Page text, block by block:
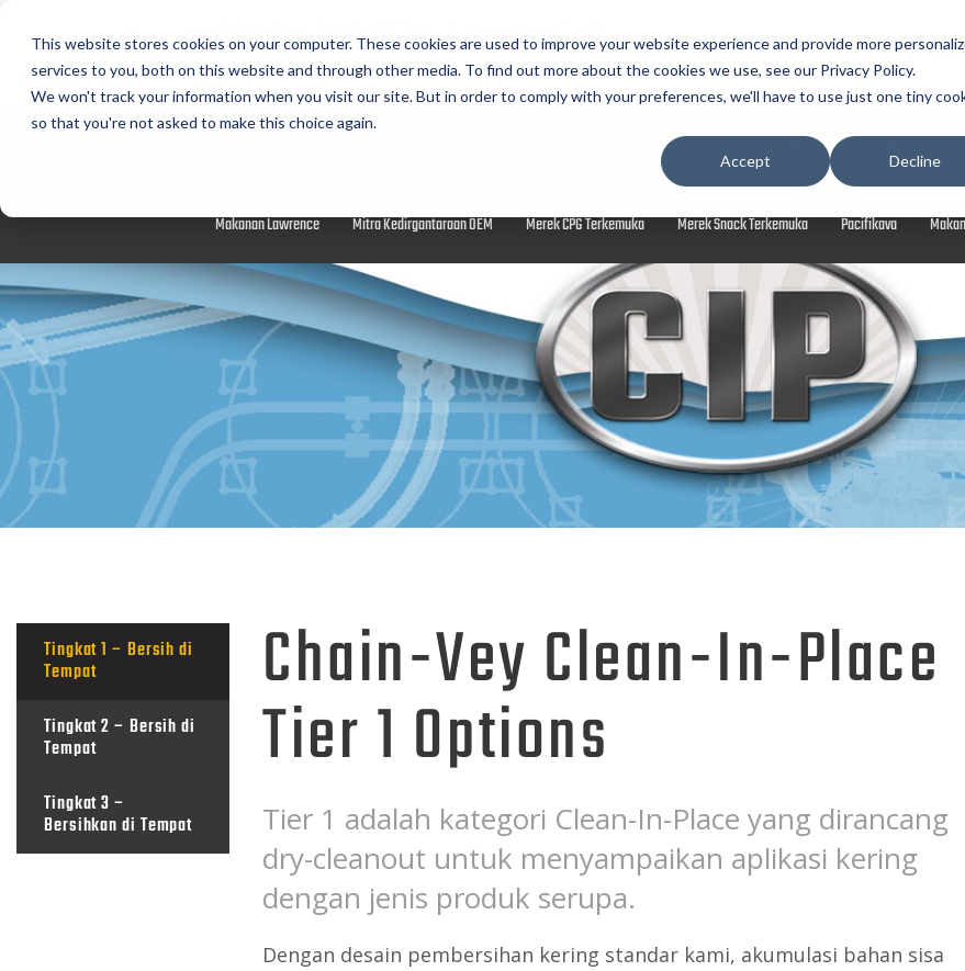
This website stores cookies on your computer. These cookies are used to improve your website experience and provide more
services to you, both on this website and through other media. To find out more about the cookies we use, see our Privacy Policy.
We won't track your information when you visit our site. But in order to comply with your preferences, we'll have to use just one tiny
so that you're not asked to make this choice again.
Accept Decline
MODERN PROCESS EQUIPMENT
CORPORATION MINTA PENAWARAN
Peralatan Penggilingan Makanan, Kimia & Mineral
Makanan Lawrence Mitra Kedirgantaraan OEM Merek CPG Terkemuka Merek Snack Terkemuka Pacifikava
Tingkat 1 – Bersih di
Tempat
Tingkat 2 – Bersih di
Tempat
Tingkat 3 –
Bersihkan di Tempat
Chain-Vey Clean-In-Place
Tier 1 Options
Tier 1 adalah kategori Clean-In-Place yang dirancang
dry-cleanout untuk menyampaikan aplikasi kering
dengan jenis produk serupa.
Dengan desain pembersihan kering standar kami, akumulasi bahan sisa